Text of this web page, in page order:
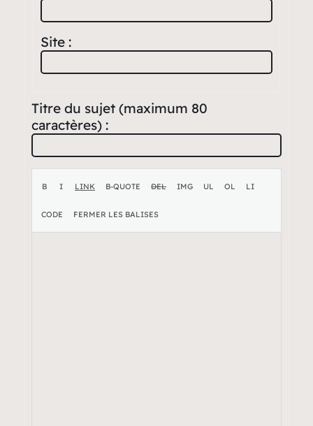
Site :
Titre du sujet (maximum 80
caractères) :